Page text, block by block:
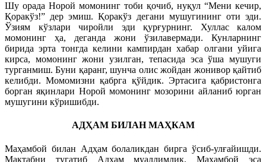
Шу орада Норой момонинг тоби қочиб, нуқул “Мени кечир,
Қоракўз!” дер эмиш. Қоракўз дегани мушугининг оти эди.
Ўзиям кўзлари чиройли эди қурғурнинг. Хуллас калом
момонинг ҳа, деганда жони ўзилавермади. Кунларнинг
бирида эрта тонгда келини кампирдан хабар олгани уйига
кирса, момонинг жони узилган, тепасида эса ўша мушуги
турганмиш. Буни қаранг, шунча олис жойдан жонивор қайтиб
келибди. Момомизни қабрга қўйдик. Эртасига қабристонга
борган яқинлари Норой момонинг мозорини айланиб юрган
мушугини кўришибди.
АДҲАМ БИЛАН МАҲКАМ
Маҳамбой билан Адҳам болаликдан бирга ўсиб-улғайишди.
Мактабни тугатиб Адҳам муаллимлик, Маҳамбой эса